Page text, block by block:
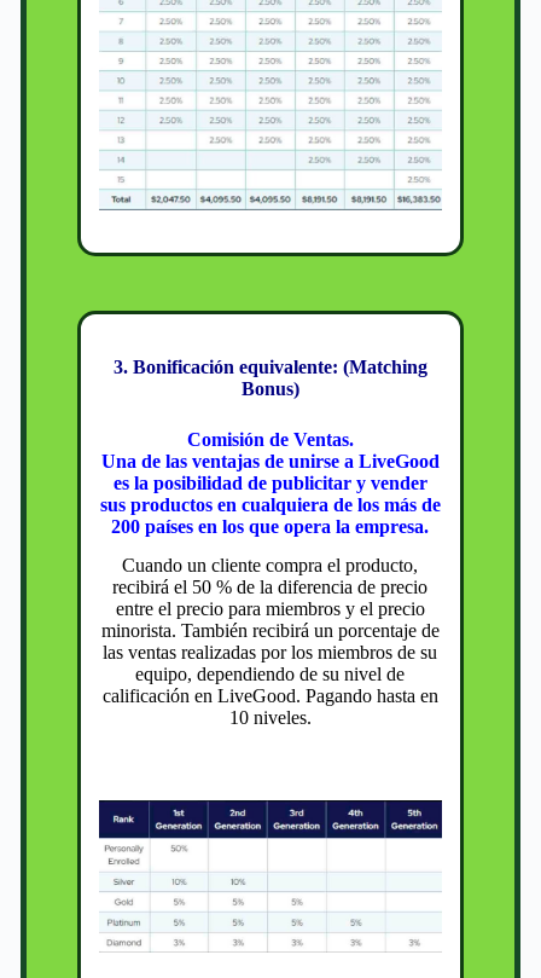
3. Bonificación equivalente: (Matching
Bonus)
Comisión de Ventas.
Una de las ventajas de unirse a LiveGood
es la posibilidad de publicitar y vender
sus productos en cualquiera de los más de
200 países en los que opera la empresa.
Cuando un cliente compra el producto,
recibirá el 50 % de la diferencia de precio
entre el precio para miembros y el precio
minorista. También recibirá un porcentaje de
las ventas realizadas por los miembros de su
equipo, dependiendo de su nivel de
calificación en LiveGood. Pagando hasta en
10 niveles.